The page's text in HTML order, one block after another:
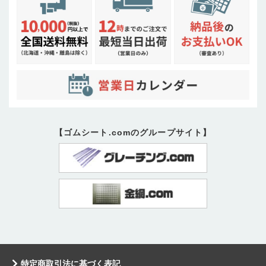
【ゴムシート.comのグループサイト】
特定商取引法に基づく表記